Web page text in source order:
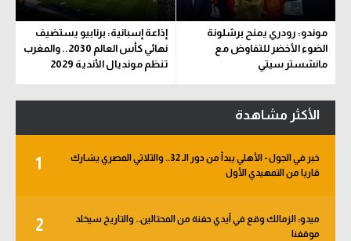
موندو: رودري يمنح برشلونة
الضوء الأخضر للتفاوض مع
مانشستر سيتي
إذاعة إسبانية: برنابيو يستضيف
نهائي كأس العالم 2030.. والمغرب
تنظم مونديال الأندية 2029
الأكثر مشاهدة
1
خبر في الجول - الأهلي يبدأ من دور الـ 32.. والثلاثي المصري يشارك
قاريا من التمهيدي الأول
2
ميدو: الزمالك وقع في أيدي حفنة من المحتالين.. والتاريخ سيخلد
موقفنا